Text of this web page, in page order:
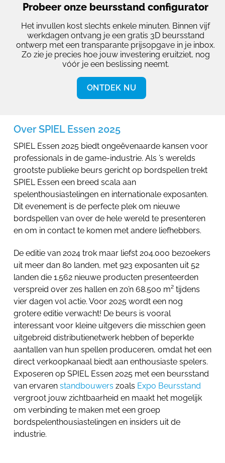
Probeer onze beursstand configurator
Het invullen kost slechts enkele minuten. Binnen vijf
werkdagen ontvang je een gratis 3D beursstand
ontwerp met een transparante prijsopgave in je inbox.
Zo zie je precies hoe jouw investering eruitziet, nog
vóór je een beslissing neemt.
ONTDEK NU
Over SPIEL Essen 2025
SPIEL Essen 2025 biedt ongeëvenaarde kansen voor
professionals in de game-industrie. Als ’s werelds
grootste publieke beurs gericht op bordspellen trekt
SPIEL Essen een breed scala aan
spelenthousiastelingen en internationale exposanten.
Dit evenement is de perfecte plek om nieuwe
bordspellen van over de hele wereld te presenteren
en om in contact te komen met andere liefhebbers.
De editie van 2024 trok maar liefst 204.000 bezoekers
uit meer dan 80 landen, met 923 exposanten uit 52
landen die 1.562 nieuwe producten presenteerden
verspreid over zes hallen en zo’n 68.500 m² tijdens
vier dagen vol actie. Voor 2025 wordt een nog
grotere editie verwacht! De beurs is vooral
interessant voor kleine uitgevers die misschien geen
uitgebreid distributienetwerk hebben of beperkte
aantallen van hun spellen produceren, omdat het een
direct verkoopkanaal biedt aan enthousiaste spelers.
Exposeren op SPIEL Essen 2025 met een beursstand
van ervaren standbouwers zoals Expo Beursstand
vergroot jouw zichtbaarheid en maakt het mogelijk
om verbinding te maken met een groep
bordspelenthousiastelingen en insiders uit de
industrie.